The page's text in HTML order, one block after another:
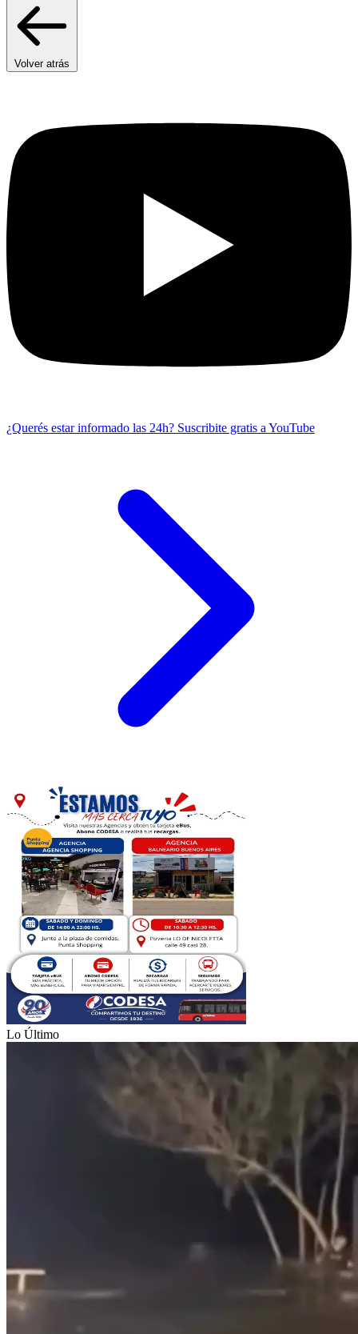
Volver atrás
¿Querés estar informado las 24h? Suscribite gratis a YouTube
Lo Último